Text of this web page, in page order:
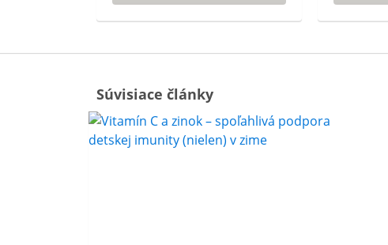
Súvisiace články